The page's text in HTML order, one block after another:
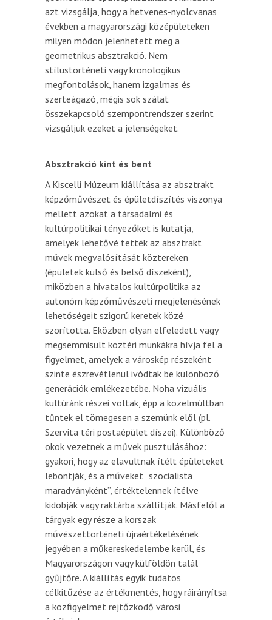
azt vizsgálja, hogy a hetvenes-nyolcvanas
években a magyarországi középületeken
milyen módon jelenhetett meg a
geometrikus absztrakció. Nem
stílustörténeti vagy kronologikus
megfontolások, hanem izgalmas és
szerteágazó, mégis sok szálat
összekapcsoló szempontrendszer szerint
vizsgáljuk ezeket a jelenségeket.
Absztrakció kint és bent
A Kiscelli Múzeum kiállítása az absztrakt
képzőművészet és épületdíszítés viszonya
mellett azokat a társadalmi és
kultúrpolitikai tényezőket is kutatja,
amelyek lehetővé tették az absztrakt
művek megvalósítását köztereken
(épületek külső és belső díszeként),
miközben a hivatalos kultúrpolitika az
autonóm képzőművészeti megjelenésének
lehetőségeit szigorú keretek közé
szorította. Eközben olyan elfeledett vagy
megsemmisült köztéri munkákra hívja fel a
figyelmet, amelyek a városkép részeként
szinte észrevétlenül ivódtak be különböző
generációk emlékezetébe. Noha vizuális
kultúránk részei voltak, épp a közelmúltban
tűntek el tömegesen a szemünk elől (pl.
Szervita téri postaépület díszei). Különböző
okok vezetnek a művek pusztulásához:
gyakori, hogy az elavultnak ítélt épületeket
lebontják, és a műveket „szocialista
maradványként”, értéktelennek ítélve
kidobják vagy raktárba szállítják. Másfelől a
tárgyak egy része a korszak
művészettörténeti újraértékelésének
jegyében a műkereskedelembe kerül, és
Magyarországon vagy külföldön talál
gyűjtőre. A kiállítás egyik tudatos
célkitűzése az értékmentés, hogy ráirányítsa
a közfigyelmet rejtőzködő városi